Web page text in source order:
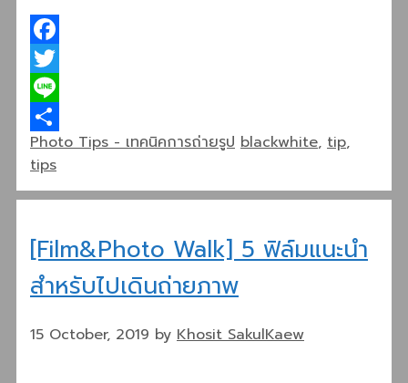
Facebook
Twitter
Line
Share
Categories
Photo Tips - เทคนิคการถ่ายรูป Tags
blackwhite, tip,
tips
[Film&Photo Walk] 5 ฟิล์มแนะนำ
สำหรับไปเดินถ่ายภาพ
15 October, 2019 by Khosit SakulKaew